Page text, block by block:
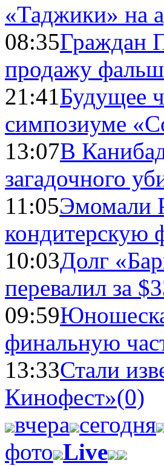
«Таджики» на
08:35Граждан
продажу
21:41Будущее
симпозиуме
13:07В
загадочного
11:05Эмомали
кондитерскую
10:03Долг
перевалил за
09:59
финальную
13:33Стали
Кинофест»(0)
вчера сегодня
фото Live